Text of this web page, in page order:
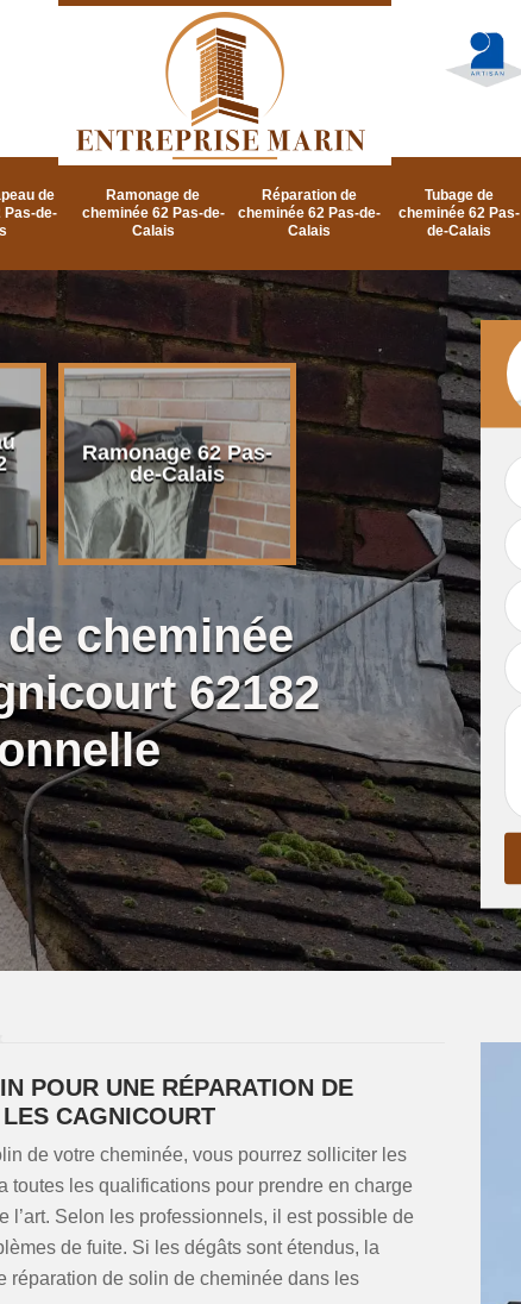
de
Pas-de-
Ramonage de
cheminée 62 Pas-de-
Calais
Réparation de
cheminée 62 Pas-de-
Calais
Tubage de
cheminée 62 Pas-
de-Calais
Ramonage 62 Pas-
de-Calais
Ramonage de
cheminée 62 Pas-
de-Calais
cheminée
62182
POUR UNE RÉPARATION DE
CAGNICOURT
de votre cheminée, vous pourrez solliciter les
toutes les qualifications pour prendre en charge
l’art. Selon les professionnels, il est possible de
de fuite. Si les dégâts sont étendus, la
réparation de solin de cheminée dans les